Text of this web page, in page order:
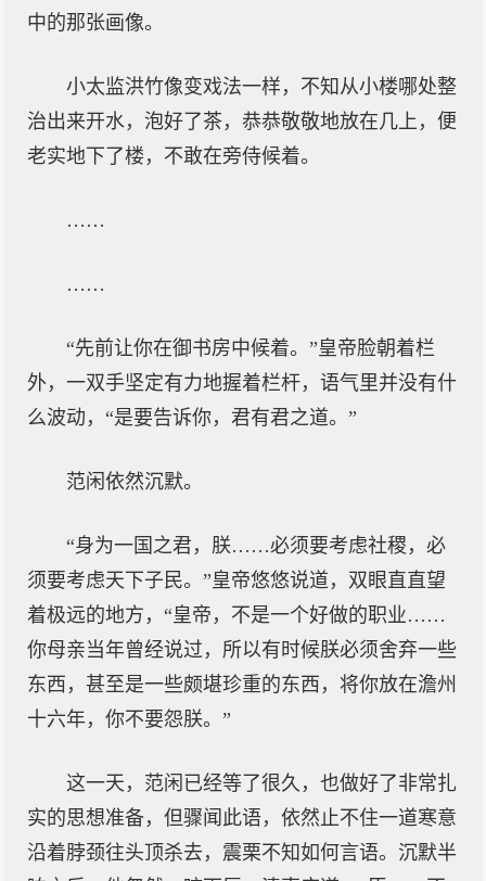
中的那张画像。
小太监洪竹像变戏法一样，不知从小楼哪处整
治出来开水，泡好了茶，恭恭敬敬地放在几上，便
老实地下了楼，不敢在旁侍候着。
……
……
“先前让你在御书房中候着。”皇帝脸朝着栏
外，一双手坚定有力地握着栏杆，语气里并没有什
么波动，“是要告诉你，君有君之道。”
范闲依然沉默。
“身为一国之君，朕……必须要考虑社稷，必
须要考虑天下子民。”皇帝悠悠说道，双眼直直望
着极远的地方，“皇帝，不是一个好做的职业……
你母亲当年曾经说过，所以有时候朕必须舍弃一些
东西，甚至是一些颇堪珍重的东西，将你放在澹州
十六年，你不要怨朕。”
这一天，范闲已经等了很久，也做好了非常扎
实的思想准备，但骤闻此语，依然止不住一道寒意
沿着脖颈往头顶杀去，震栗不知如何言语。沉默半